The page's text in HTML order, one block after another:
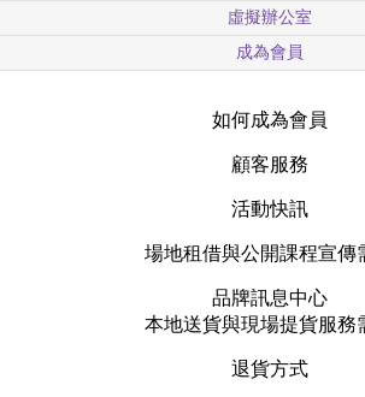
虛擬辦公室
成為會員
如何成為會員
顧客服務
活動快訊
場地租借與公開課程宣傳
品牌訊息中心
本地送貨與現場提貨服務
退貨方式